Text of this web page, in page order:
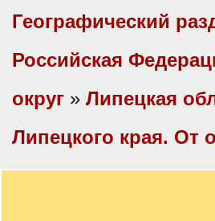
Географический
Российская
округ » Липецкая
Липецкого края. От